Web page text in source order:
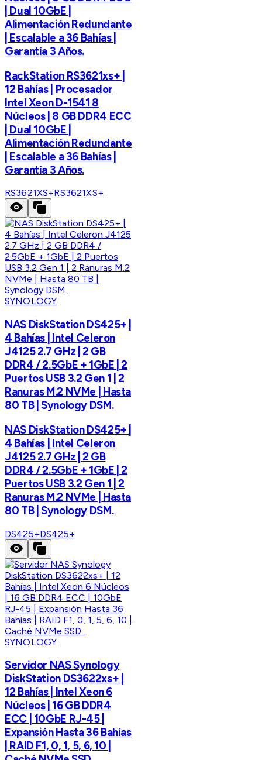
| Dual 10GbE |
Alimentación Redundante
| Escalable a 36 Bahías |
Garantía 3 Años.
RackStation RS3621xs+ |
12 Bahías | Procesador
Intel Xeon D-1541 8
Núcleos | 8 GB DDR4 ECC
| Dual 10GbE |
Alimentación Redundante
| Escalable a 36 Bahías |
Garantía 3 Años.
RS3621XS+RS3621XS+
SYNOLOGY
NAS DiskStation DS425+ |
4 Bahías | Intel Celeron
J4125 2.7 GHz | 2 GB
DDR4 / 2.5GbE + 1GbE | 2
Puertos USB 3.2 Gen 1 | 2
Ranuras M.2 NVMe | Hasta
80 TB | Synology DSM.
NAS DiskStation DS425+ |
4 Bahías | Intel Celeron
J4125 2.7 GHz | 2 GB
DDR4 / 2.5GbE + 1GbE | 2
Puertos USB 3.2 Gen 1 | 2
Ranuras M.2 NVMe | Hasta
80 TB | Synology DSM.
DS425+DS425+
SYNOLOGY
Servidor NAS Synology
DiskStation DS3622xs+ |
12 Bahías | Intel Xeon 6
Núcleos | 16 GB DDR4
ECC | 10GbE RJ-45 |
Expansión Hasta 36 Bahías
| RAID F1, 0, 1, 5, 6, 10 |